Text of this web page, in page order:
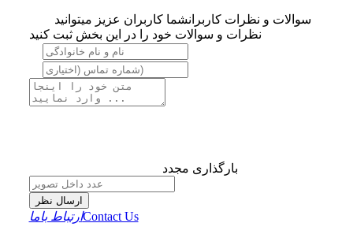
سوالات و نظرات کاربرانشما کاربران عزیز میتوانید
نظرات و سوالات خود را در این بخش ثبت کنید
بارگذاری مجدد
ارسال نظر
ارتباط باماContact Us